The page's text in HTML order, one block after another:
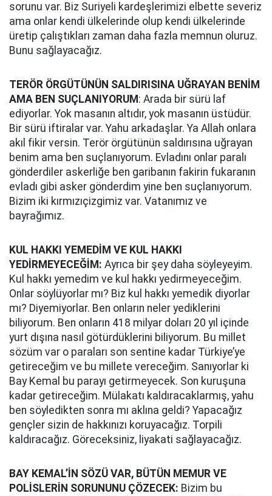
sorunu var. Biz Suriyeli kardeşlerimizi elbette severiz
ama onlar kendi ülkelerinde olup kendi ülkelerinde
üretip çalıştıkları zaman daha fazla memnun oluruz.
Bunu sağlayacağız.
TERÖR ÖRGÜTÜNÜN SALDIRISINA UĞRAYAN BENİM
AMA BEN SUÇLANIYORUM : Arada bir sürü laf
ediyorlar. Yok masanın altıdır, yok masanın üstüdür.
Bir sürü iftiralar var. Yahu arkadaşlar. Ya Allah onlara
akıl fikir versin. Terör örgütünün saldırısına uğrayan
benim ama ben suçlanıyorum. Evladını onlar paralı
gönderdiler askerliğe ben garibanın fakirin fukaranın
evladı gibi asker gönderdim yine ben suçlanıyorum.
Bizim iki kırmızıçizgimiz var. Vatanımız ve
bayrağımız.
KUL HAKKI YEMEDİM VE KUL HAKKI
YEDİRMEYECEĞİM: Ayrıca bir şey daha söyleyeyim.
Kul hakkı yemedim ve kul hakkı yedirmeyeceğim.
Onlar söylüyorlar mı? Biz kul hakkı yemedik diyorlar
mı? Diyemiyorlar. Ben onların neler yediklerini
biliyorum. Ben onların 418 milyar doları 20 yıl içinde
yurt dışına nasıl götürdüklerini biliyorum. Bu millet
sözüm var o paraları son sentine kadar Türkiye’ye
getireceğim ve bu millete vereceğim. Sanıyorlar ki
Bay Kemal bu parayı getirmeyecek. Son kuruşuna
kadar getireceğim. Mülakatı kaldıracaklarmış, yahu
ben söyledikten sonra mı aklına geldi? Yapacağız
gençler sizin de hakkınızı koruyacağız. Torpili
kaldıracağız. Göreceksiniz, liyakati sağlayacağız.
BAY KEMAL’İN SÖZÜ VAR, BÜTÜN MEMUR VE
POLİSLERİN SORUNUNU ÇÖZECEK: Bizim bu